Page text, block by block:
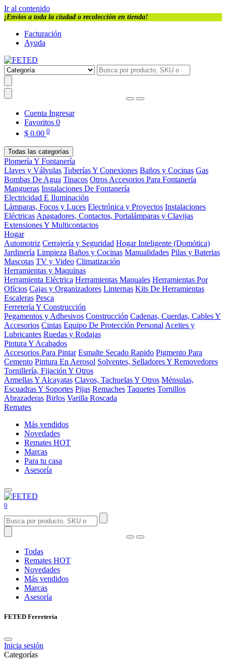
Ir al contenido
¡Envios a toda la ciudad o recolección en tienda!
Facturación
Ayuda
Cuenta Ingresar
Favoritos 0
$ 0.00 0
Todas las categorías
Plomería Y Fontanería
Llaves y Válvulas Tuberías Y Conexiones Baños y Cocinas Gas
Bombas De Agua Tinacos Otros Accesorios Para Fontanería
Mangueras Instalaciones De Fontanería
Electricidad E Iluminación
Lámparas, Focos y Luces Electrónica y Proyectos Instalaciones
Eléctricas Apagadores, Contactos, Portalámparas y Clavijas
Extensiones Y Multicontactos
Hogar
Automotriz Cerrajería y Seguridad Hogar Inteligente (Domótica)
Jardinería Limpieza Baños y Cocinas Manualidades Pilas y Baterias
Mascotas TV y Video Climatización
Herramientas y Maquinas
Herramienta Eléctrica Herramientas Manuales Herramientas Por
Ofícios Cajas y Organizadores Linternas Kits De Herramientas
Escaleras Pesca
Ferretería Y Construcción
Pegamentos y Adhesivos Construcción Cadenas, Cuerdas, Cables Y
Accesorios Cintas Equipo De Protección Personal Aceites y
Lubricantes Ruedas y Rodajas
Pintura Y Acabados
Accesorios Para Pintar Esmalte Secado Rapido Pigmento Para
Cemento Pintura En Aerosol Solventes, Selladores Y Removedores
Tornillería, Fijación Y Otros
Armellas Y Alcayatas Clavos, Tachuelas Y Otros Ménsulas,
Escuadras Y Soportes Pijas Remaches Taquetes Tornillos
Abrazaderas Birlos Varilla Roscada
Remates
Más vendidos
Novedades
Remates HOT
Marcas
Para tu casa
Asesoría
0
Todas
Remates HOT
Novedades
Más vendidos
Marcas
Asesoría
FETED Ferretería
Inicia sesión
Categorías